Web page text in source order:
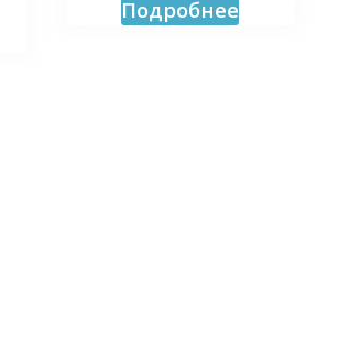
Подробнее